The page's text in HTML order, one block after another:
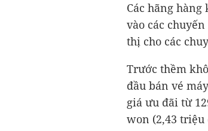
Các hãng hàng
vào các
thị cho các
Trước thềm
đầu bán vé
giá ưu đãi từ
won (2,43 triệu